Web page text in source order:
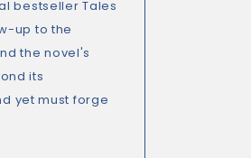
bestseller Tales
up to the
the novel's
its
yet must forge